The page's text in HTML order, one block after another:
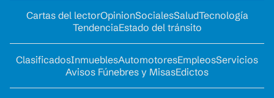
Cartas del lectorOpinionSocialesSaludTecnología
TendenciaEstado del tránsito
ClasificadosInmueblesAutomotoresEmpleosServicios
Avisos Fúnebres y MisasEdictos